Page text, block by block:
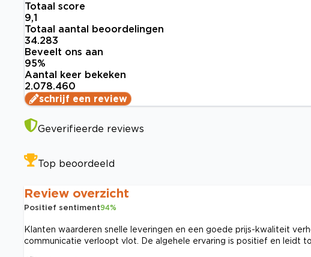
Totaal score
9,1
Totaal aantal beoordelingen
34.283
Beveelt ons aan
95%
Aantal keer bekeken
2.078.460
schrijf een review
Geverifieerde reviews
Top beoordeeld
Review overzicht
Positief sentiment94%
Klanten waarderen snelle leveringen en een goede prijs-kwaliteit
communicatie verloopt vlot. De algehele ervaring is positief en leidt